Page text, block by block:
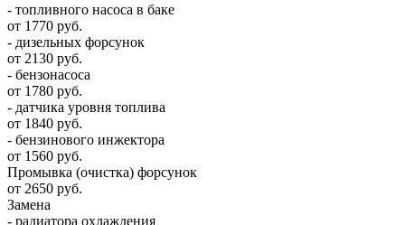
- топливного насоса в баке
от 1770 руб.
- дизельных форсунок
от 2130 руб.
- бензонасоса
от 1780 руб.
- датчика уровня топлива
от 1840 руб.
- бензинового инжектора
от 1560 руб.
Промывка (очистка) форсунок
от 2650 руб.
Замена
- радиатора охлаждения